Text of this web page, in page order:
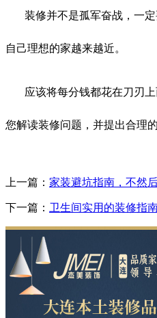
装修并不是孤军奋战，一
自己理想的家越来越近。
应该将每分钱都花在刀刃
您解读装修问题，并提出合理
上一篇： 家装避坑指南，不然
下一篇： 卫生间实用的装修指